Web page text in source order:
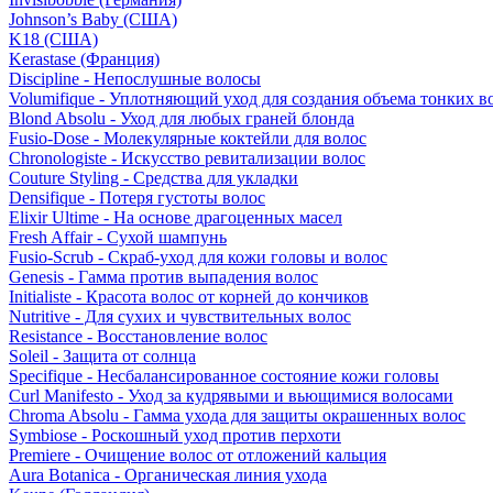
Johnson’s Baby (США)
K18 (США)
Kerastase (Франция)
Discipline - Непослушные волосы
Volumifique - Уплотняющий уход для создания объема тонких
Blond Absolu - Уход для любых граней блонда
Fusio-Dose - Молекулярные коктейли для волос
Chronologiste - Искусство ревитализации волос
Couture Styling - Средства для укладки
Densifique - Потеря густоты волос
Elixir Ultime - На основе драгоценных масел
Fresh Affair - Сухой шампунь
Fusio-Scrub - Скраб-уход для кожи головы и волос
Genesis - Гамма против выпадения волос
Initialiste - Красота волос от корней до кончиков
Nutritive - Для сухих и чувствительных волос
Resistance - Восстановление волос
Soleil - Защита от солнца
Specifique - Несбалансированное состояние кожи головы
Curl Manifesto - Уход за кудрявыми и вьющимися волосами
Chroma Absolu - Гамма ухода для защиты окрашенных волос
Symbiose - Роскошный уход против перхоти
Premiere - Очищение волос от отложений кальция
Aura Botanica - Органическая линия ухода